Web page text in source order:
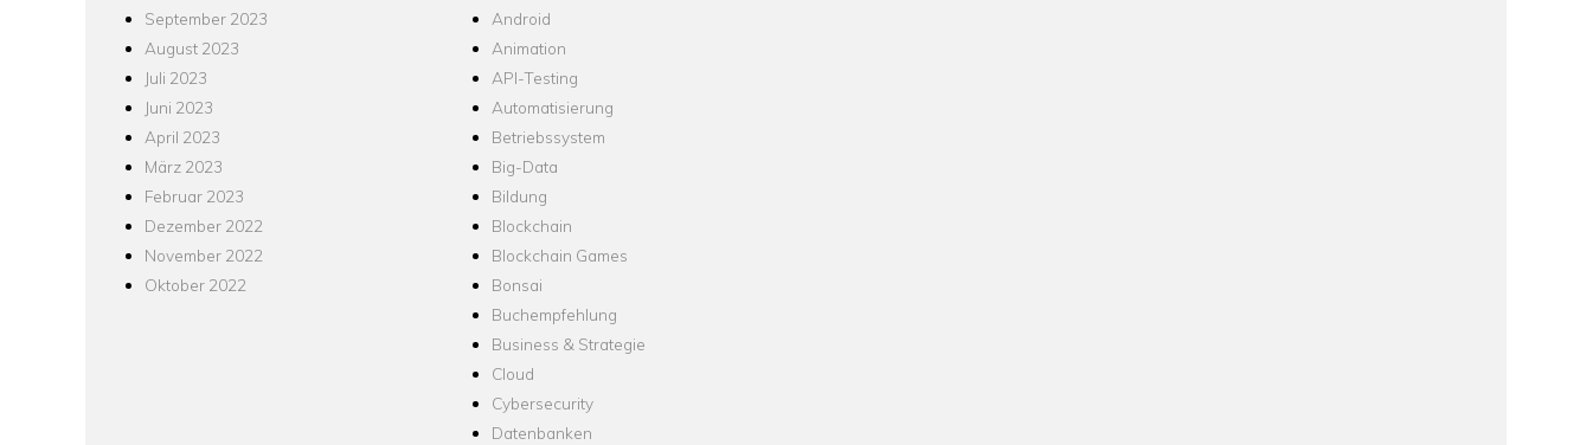
September 2023
August 2023
Juli 2023
Juni 2023
April 2023
März 2023
Februar 2023
Dezember 2022
November 2022
Oktober 2022
Android
Animation
API-Testing
Automatisierung
Betriebssystem
Big-Data
Bildung
Blockchain
Blockchain Games
Bonsai
Buchempfehlung
Business & Strategie
Cloud
Cybersecurity
Datenbanken